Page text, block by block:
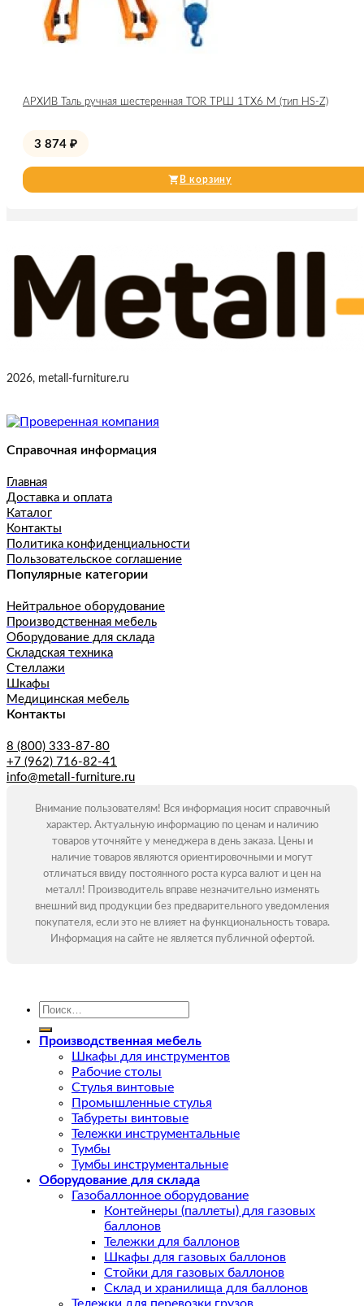
АРХИВ Таль ручная шестеренная TOR ТРШ 1ТХ6 М (тип HS-Z)
3 874 ₽
В корзину
2026, metall-furniture.ru
Справочная информация
Главная
Доставка и оплата
Каталог
Контакты
Политика конфиденциальности
Пользовательское соглашение
Популярные категории
Нейтральное оборудование
Производственная мебель
Оборудование для склада
Складская техника
Стеллажи
Шкафы
Медицинская мебель
Контакты
8 (800) 333-87-80
+7 (962) 716-82-41
info@metall-furniture.ru
Внимание пользователям! Вся информация носит справочный
характер. Актуальную информацию по ценам и наличию
товаров уточняйте у менеджера в день заказа. Цены и
наличие товаров являются ориентировочными и могут
отличаться ввиду постоянного роста курса валют и цен на
металл! Производитель вправе незначительно изменять
внешний вид продукции без предварительного уведомления
покупателя, если это не влияет на функциональность товара.
Информация на сайте не является публичной офертой.
Искать:
Производственная мебель
Шкафы для инструментов
Рабочие столы
Стулья винтовые
Промышленные стулья
Табуреты винтовые
Тележки инструментальные
Тумбы
Тумбы инструментальные
Оборудование для склада
Газобаллонное оборудование
Контейнеры (паллеты) для газовых
баллонов
Тележки для баллонов
Шкафы для газовых баллонов
Стойки для газовых баллонов
Склад и хранилища для баллонов